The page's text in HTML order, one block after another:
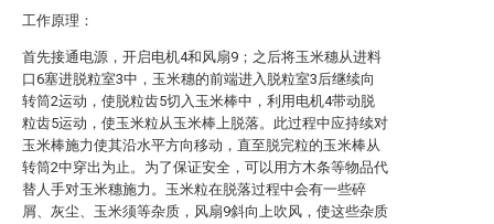
工作原理：
首先接通电源，开启电机4和风扇9；之后将玉米穗从进料
口6塞进脱粒室3中，玉米穗的前端进入脱粒室3后继续向
转筒2运动，使脱粒齿5切入玉米棒中，利用电机4带动脱
粒齿5运动，使玉米粒从玉米棒上脱落。此过程中应持续对
玉米棒施力使其沿水平方向移动，直至脱完粒的玉米棒从
转筒2中穿出为止。为了保证安全，可以用方木条等物品代
替人手对玉米穗施力。玉米粒在脱落过程中会有一些碎
屑、灰尘、玉米须等杂质，风扇9斜向上吹风，使这些杂质